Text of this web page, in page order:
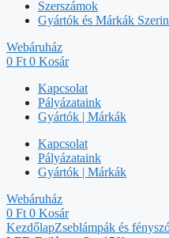
Szerszámok
Gyártók és Márkák
Webáruház
0 Ft 0 Kosár
Kapcsolat
Pályázataink
Gyártók | Márkák
Kapcsolat
Pályázataink
Gyártók | Márkák
Webáruház
0 Ft 0 Kosár
KezdőlapZseblámpák és